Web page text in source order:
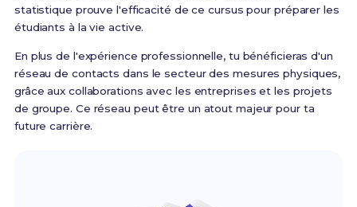
statistique prouve l'efficacité de ce cursus pour préparer les
étudiants à la vie active.
En plus de l'expérience professionnelle, tu bénéficieras d'un
réseau de contacts dans le secteur des mesures physiques,
grâce aux collaborations avec les entreprises et les projets
de groupe. Ce réseau peut être un atout majeur pour ta
future carrière.